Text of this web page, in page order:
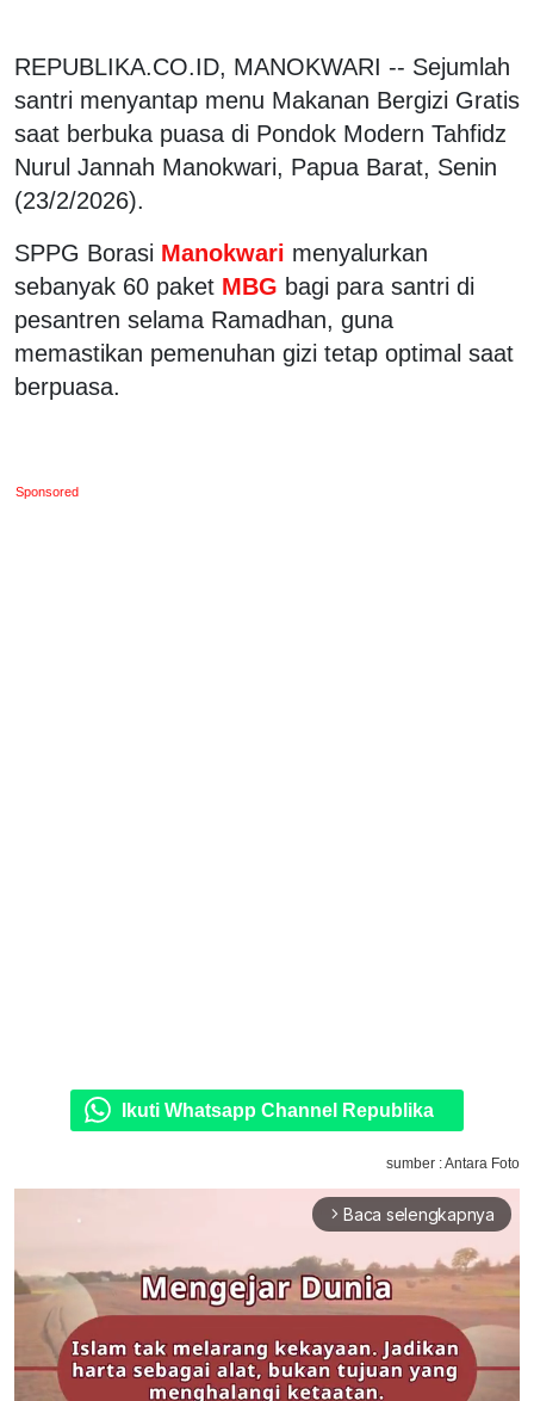
REPUBLIKA.CO.ID, MANOKWARI -- Sejumlah
santri menyantap menu Makanan Bergizi Gratis
saat berbuka puasa di Pondok Modern Tahfidz
Nurul Jannah Manokwari, Papua Barat, Senin
(23/2/2026).
SPPG Borasi Manokwari menyalurkan
sebanyak 60 paket MBG bagi para santri di
pesantren selama Ramadhan, guna
memastikan pemenuhan gizi tetap optimal saat
berpuasa.
Sponsored
Ikuti Whatsapp Channel Republika
sumber : Antara Foto
arrow_forward_ios Baca selengkapnya